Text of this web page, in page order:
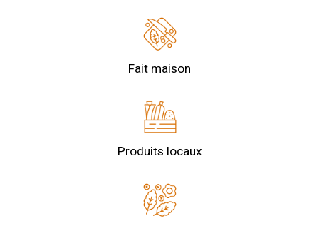
Fait maison
Produits locaux